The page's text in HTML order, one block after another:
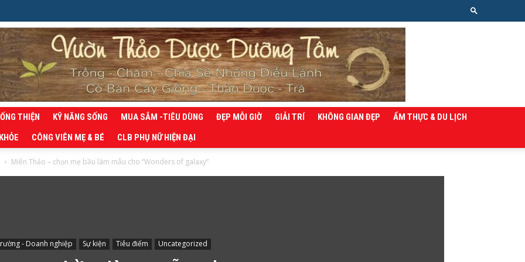
THIỆN KỸ NĂNG SỐNG MUA SẮM -TIÊU DÙNG ĐẸP MỖI GIỜ GIẢI TRÍ KHÔNG GIAN ĐẸP
ẨM THỰC & DU LỊCH
CÔNG VIÊN MẸ & BÉ CLB PHỤ NỮ HIỆN ĐẠI
Miên Thảo – chọn mẹ bầu làm mẫu cho “Wonders of galaxy”
- Doanh nghiệp Sự kiện Tiêu điểm Uncategorized